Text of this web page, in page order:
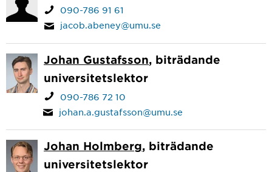
090-786 91 61
jacob.abeney@umu.se
Johan Gustafsson, biträdande
universitetslektor
090-786 72 10
johan.a.gustafsson@umu.se
Johan Holmberg, biträdande
universitetslektor